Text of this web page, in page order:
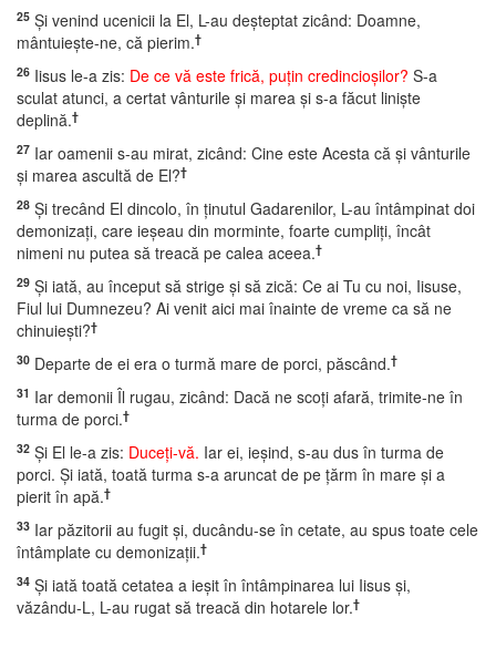
25 Şi venind ucenicii la El, L-au deşteptat zicând: Doamne,
mântuieşte-ne, că pierim.†
26 Iisus le-a zis: De ce vă este frică, puţin credincioşilor? S-a
sculat atunci, a certat vânturile şi marea şi s-a făcut linişte
deplină.†
27 Iar oamenii s-au mirat, zicând: Cine este Acesta că şi vânturile
şi marea ascultă de El?†
28 Şi trecând El dincolo, în ţinutul Gadarenilor, L-au întâmpinat doi
demonizaţi, care ieşeau din morminte, foarte cumpliţi, încât
nimeni nu putea să treacă pe calea aceea.†
29 Şi iată, au început să strige şi să zică: Ce ai Tu cu noi, Iisuse,
Fiul lui Dumnezeu? Ai venit aici mai înainte de vreme ca să ne
chinuieşti?†
30 Departe de ei era o turmă mare de porci, păscând.†
31 Iar demonii Îl rugau, zicând: Dacă ne scoţi afară, trimite-ne în
turma de porci.†
32 Şi El le-a zis: Duceţi-vă. Iar ei, ieşind, s-au dus în turma de
porci. Şi iată, toată turma s-a aruncat de pe ţărm în mare şi a
pierit în apă.†
33 Iar păzitorii au fugit şi, ducându-se în cetate, au spus toate cele
întâmplate cu demonizaţii.†
34 Şi iată toată cetatea a ieşit în întâmpinarea lui Iisus şi,
văzându-L, L-au rugat să treacă din hotarele lor.†